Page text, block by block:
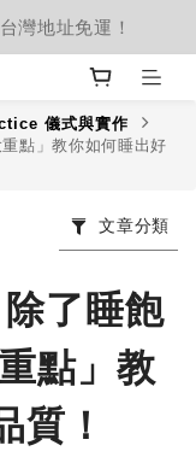
灣地址免運！
儀式與實作
點」教你如何睡出好
文章分類
了睡飽
點」教
質！